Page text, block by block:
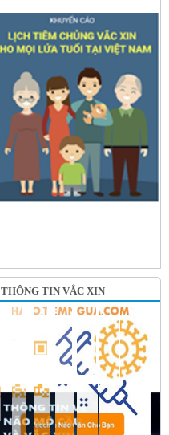
THÔNG TIN VẮC XIN